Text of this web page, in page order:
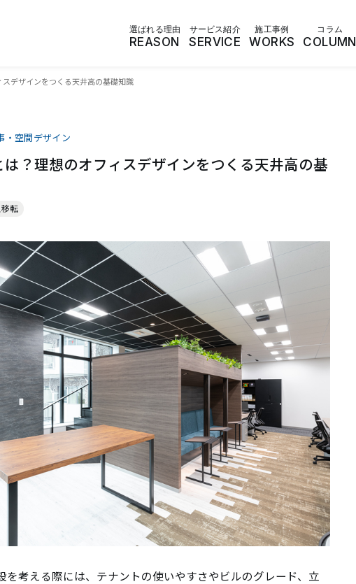
選ばれる理由
REASON
サービス紹介
SERVICE
施工事例
WORKS
コラム
COLUMN
デザインをつくる天井高の基礎知識
・空間デザイン
？理想のオフィスデザインをつくる天井高の基
転
を考える際には、テナントの使いやすさやビルのグレード、立